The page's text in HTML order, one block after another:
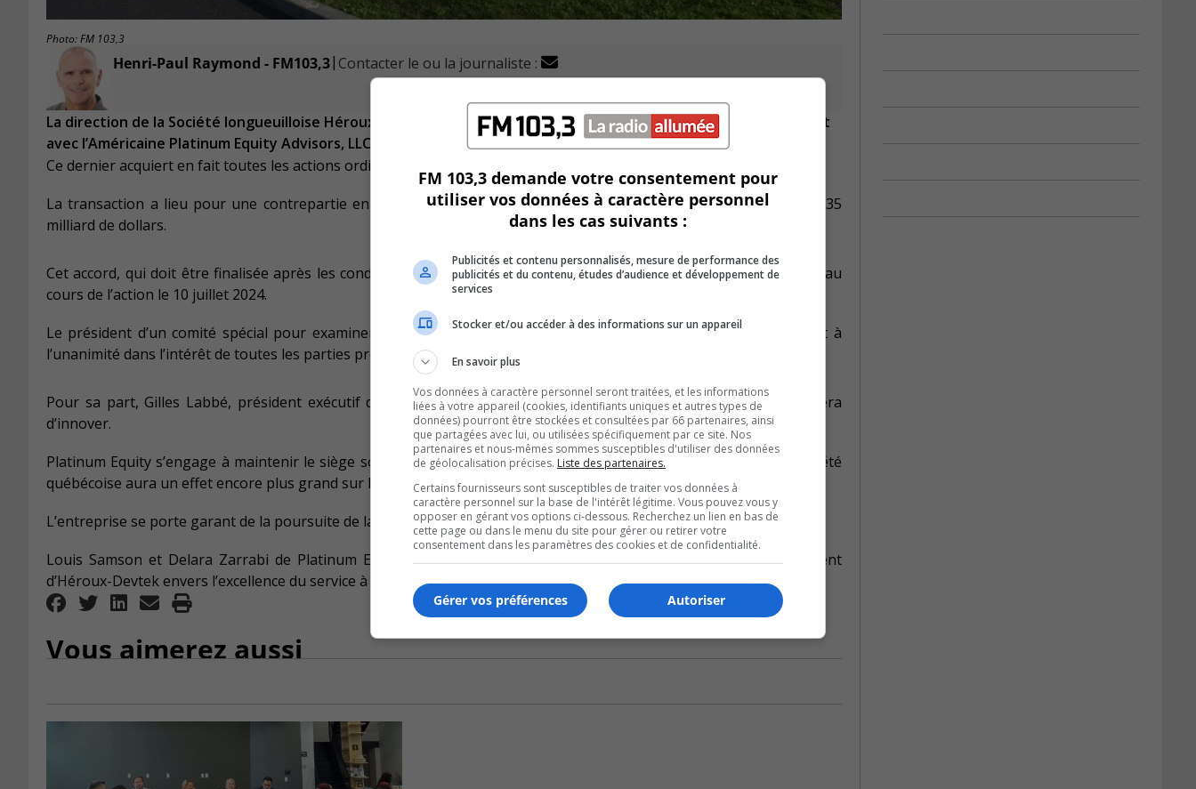
Photo: FM 103,3
Henri-Paul Raymond - FM103,3| Contacter le ou la journaliste :
La direction de la Société longueuilloise Héroux-Devtek Inc., affirme avoir conclut une convention d'arrangement
avec l’Américaine Platinum Equity Advisors, LLC.
Ce dernier acquiert en fait toutes les actions ordinaires de la société, sauf celles détenues par la haute direction.
La transaction a lieu pour une contrepartie en espèces de 32,50 $ par action, valorisant l’entreprise à environ 1,35
milliard de dollars.
Cet accord, qui doit être finalisée après les conditions de clôture habituelles, offre une prime de 28 % par rapport au
cours de l’action le 10 juillet 2024.
Le président d’un comité spécial pour examiner l’effet de la vente, Louis Morin, souligne que cette opération est à
l’unanimité dans l’intérêt de toutes les parties prenantes.
Pour sa part, Gilles Labbé, président exécutif du conseil, affirme que le centre de R&D de Saint-Hubert continuera
d’innover.
Platinum Equity s’engage à maintenir le siège social et les activités manufacturières au Québec et croit que la Société
québécoise aura un effet encore plus grand sur la scène internationale.
L’entreprise se porte garant de la poursuite de la mission d’Héroux-Devtek.
Louis Samson et Delara Zarrabi de Platinum Equity expriment leur admiration pour la croissance et l’engagement
d’Héroux-Devtek envers l’excellence du service à la clientèle.
Vous aimerez aussi
FM 103,3 demande votre consentement pour
utiliser vos données à caractère personnel
dans les cas suivants :
Publicités et contenu personnalisés, mesure de performance des
publicités et du contenu, études d’audience et développement de
services
Stocker et/ou accéder à des informations sur un appareil
En savoir plus
Vos données à caractère personnel seront traitées, et les informations
liées à votre appareil (cookies, identifiants uniques et autres types de
données) pourront être stockées et consultées par 66 partenaires, ainsi
que partagées avec lui, ou utilisées spécifiquement par ce site. Nos
partenaires et nous-mêmes sommes susceptibles d'utiliser des données
de géolocalisation précises. Liste des partenaires.
Certains fournisseurs sont susceptibles de traiter vos données à
caractère personnel sur la base de l'intérêt légitime. Vous pouvez vous y
opposer en gérant vos options ci-dessous. Recherchez un lien en bas de
cette page ou dans le menu du site pour gérer ou retirer votre
consentement dans les paramètres des cookies et de confidentialité.
Autoriser
Gérer vos préférences